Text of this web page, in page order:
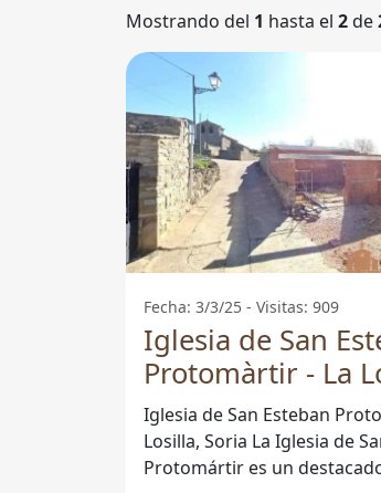
Mostrando del 1 hasta el 2de
Fecha: 3/3/25 - Visitas: 909
Iglesia de San
Protomàrtir - La
Iglesia de San Esteban
Losilla, Soria La Iglesia de San Esteban
Protomártir es un